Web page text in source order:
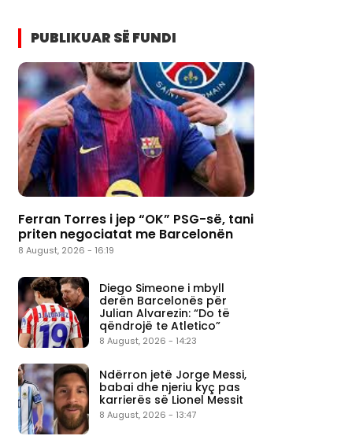
PUBLIKUAR SË FUNDI
Ferran Torres i jep “OK” PSG-së, tani
priten negociatat me Barcelonën
8 August, 2026 - 16:19
Diego Simeone i mbyll
derën Barcelonës për
Julian Alvarezin: “Do të
qëndrojë te Atletico”
8 August, 2026 - 14:23
Ndërron jetë Jorge Messi,
babai dhe njeriu kyç pas
karrierës së Lionel Messit
8 August, 2026 - 13:47